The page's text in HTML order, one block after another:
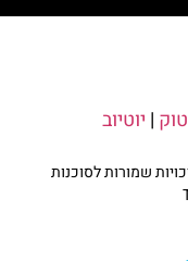
| יוטיוב
שמורות לסוכנות